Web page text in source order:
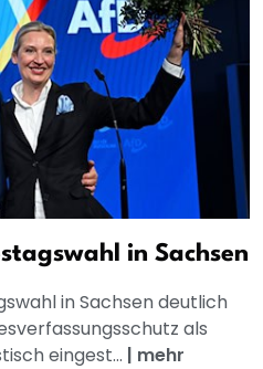
in Sachsen
in Sachsen deutlich
als
eingest... | mehr